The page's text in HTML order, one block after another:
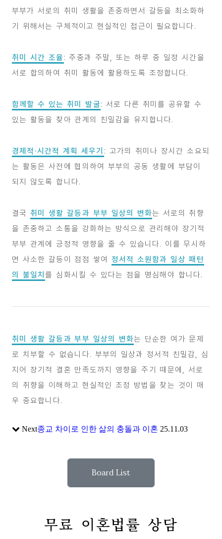
부부가 서로의 취미 생활을 존중하면서 갈등을 최소화하
기 위해서는 구체적이고 현실적인 접근이 필요합니다.
취미 시간 조율 : 주중과 주말, 또는 하루 중 일정 시간을
서로 합의하여 취미 활동에 활용하도록 조정합니다.
함께할 수 있는 취미 발굴: 서로 다른 취미를 공유할 수
있는 활동을 찾아 관계의 친밀감을 유지합니다.
경제적·시간적 계획 세우기 : 고가의 취미나 장시간 소요되
는 활동은 사전에 협의하여 부부의 공동 생활에 부담이
되지 않도록 합니다.
결국취미 생활 갈등과 부부 일상의 변화는 서로의 취향
을 존중하고 소통을 강화하는 방식으로 관리해야 장기적
부부 관계에 긍정적 영향을 줄 수 있습니다. 이를 무시하
면 사소한 갈등이 점점 쌓여 정서적 소원함과 일상 패턴
의 불일치를 심화시킬 수 있다는 점을 명심해야 합니다.
취미 생활 갈등과 부부 일상의 변화는 단순한 여가 문제
로 치부할 수 없습니다. 부부의 일상과 정서적 친밀감, 심
지어 장기적 결혼 만족도까지 영향을 주기 때문에, 서로
의 취향을 이해하고 현실적인 조정 방법을 찾는 것이 매
우 중요합니다.
Next종교 차이로 인한 삶의 충돌과 이혼 25.11.03
Board List
무료 이혼법률 상담